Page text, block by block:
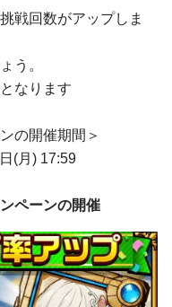
戦回数がアップしま
う。
なります
の開催期間＞
(月) 17:59
ペーンの開催